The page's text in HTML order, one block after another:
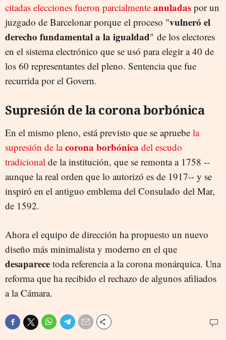
citadas elecciones fueron parcialmente anuladas por un
juzgado de Barcelonar porque el proceso "vulneró el
derecho fundamental a la igualdad" de los electores
en el sistema electrónico que se usó para elegir a 40 de
los 60 representantes del pleno. Sentencia que fue
recurrida por el Govern.
Supresión de la corona borbónica
En el mismo pleno, está previsto que se apruebe la
supresión de lacorona borbónica del escudo
tradicional de la institución, que se remonta a 1758 --
aunque la real orden que lo autorizó es de 1917-- y se
inspiró en el antiguo emblema del Consulado del Mar,
de 1592.
Ahora el equipo de dirección ha propuesto un nuevo
diseño más minimalista y moderno en el que
desaparece toda referencia a la corona monárquica. Una
reforma que ha recibido el rechazo de algunos afiliados
a la Cámara.